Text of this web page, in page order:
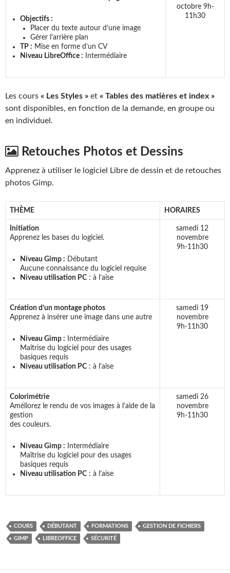
Objectifs :
Placer du texte autour d’une image
Gérer l’arrière plan
TP : Mise en forme d’un CV
Niveau LibreOffice : Intermédiaire
octobre 9h-
11h30
Les cours « Les Styles » et « Tables des matières et index »
sont disponibles, en fonction de la demande, en groupe ou
en individuel.
Retouches Photos et Dessins
Apprenez à utiliser le logiciel Libre de dessin et de retouches
photos Gimp.
THÈME HORAIRES
Initiation
Apprenez les bases du logiciel.
Niveau Gimp : Débutant
Aucune connaissance du logiciel requise
Niveau utilisation PC : à l’aise
samedi 12
novembre
9h-11h30
Création d’un montage photos
Apprenez à insérer une image dans une autre
Niveau Gimp : Intermédiaire
Maîtrise du logiciel pour des usages
basiques requis
Niveau utilisation PC : à l’aise
samedi 19
novembre
9h-11h30
Colorimétrie
Améliorez le rendu de vos images à l’aide de la
gestion
des couleurs.
Niveau Gimp : Intermédiaire
Maîtrise du logiciel pour des usages
basiques requis
Niveau utilisation PC : à l’aise
samedi 26
novembre
9h-11h30
COURS DÉBUTANT FORMATIONS GESTION DE FICHIERS
GIMP LIBREOFFICE SÉCURITÉ